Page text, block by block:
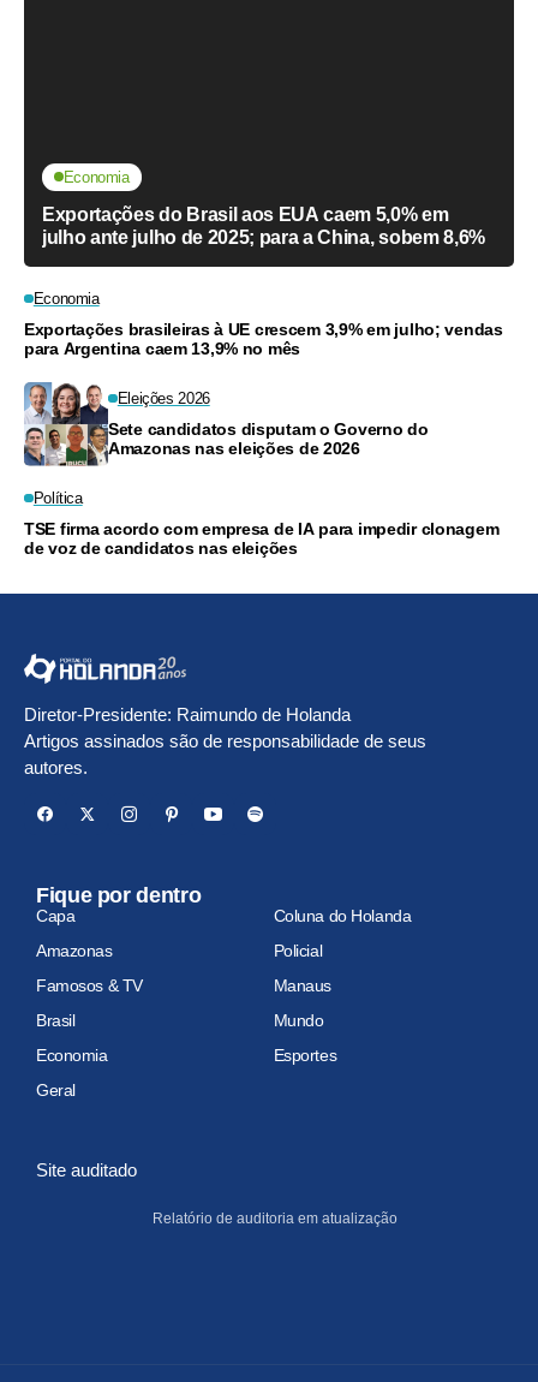
Economia
Exportações do Brasil aos EUA caem 5,0% em
julho ante julho de 2025; para a China, sobem 8,6%
Economia
Exportações brasileiras à UE crescem 3,9% em julho; vendas
para Argentina caem 13,9% no mês
Eleições 2026
Sete candidatos disputam o Governo do
Amazonas nas eleições de 2026
Política
TSE firma acordo com empresa de IA para impedir clonagem
de voz de candidatos nas eleições
Diretor-Presidente: Raimundo de Holanda
Artigos assinados são de responsabilidade de seus
autores.
Fique por dentro
Capa
Coluna do Holanda
Amazonas
Policial
Famosos & TV
Manaus
Brasil
Mundo
Economia
Esportes
Geral
Site auditado
Relatório de auditoria em atualização